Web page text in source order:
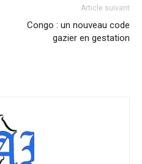
Article suivant
Congo : un nouveau code
gazier en gestation